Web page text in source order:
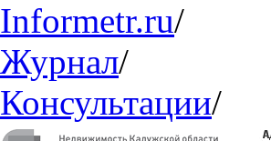
Informetr.ru/
Журнал/
Консультации/